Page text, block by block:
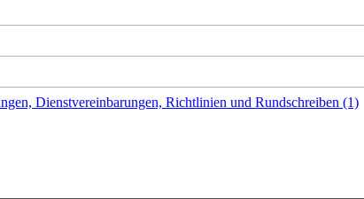
Dienstvereinbarungen, Richtlinien und Rundschreiben (1)